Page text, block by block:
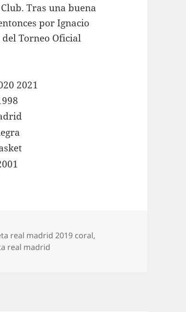
Tras una buena
por Ignacio
Torneo Oficial
real madrid 2019 coral,
real madrid